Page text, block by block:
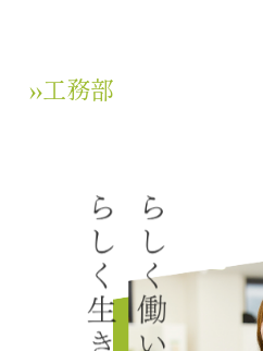
››工務部